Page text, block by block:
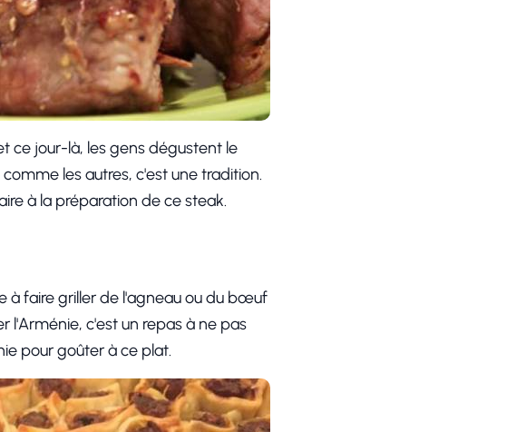
ce jour-là, les gens dégustent le
les autres, c'est une tradition.
à la préparation de ce steak.
à faire griller de l'agneau ou du bœuf
l'Arménie, c'est un repas à ne pas
pour goûter à ce plat.